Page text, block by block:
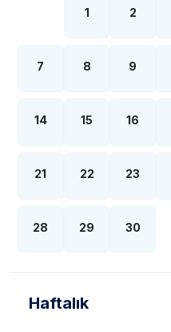
1 2
7 8 9
14 15 16
21 22 23
28 29 30
Haftalık